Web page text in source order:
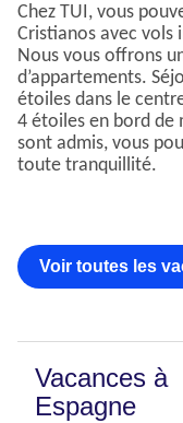
Chez TUI, vous
Cristianos avec vols
Nous vous offrons
d’appartements.
étoiles dans le
4 étoiles en bord de
sont admis, vous
toute tranquillité.
Voir toutes les
Vacances à
Espagne